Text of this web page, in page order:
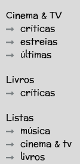
Cinema & TV
críticas
estreias
últimas
Livros
críticas
Listas
música
cinema & tv
livros